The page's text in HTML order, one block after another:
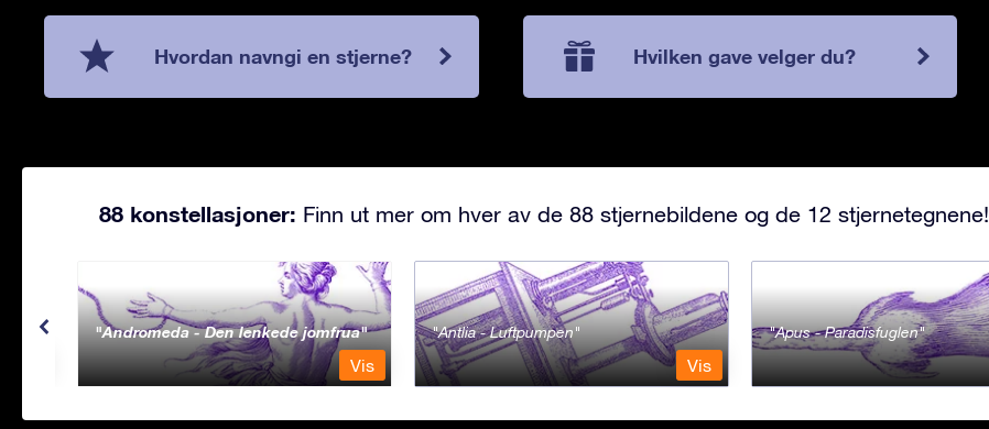
Hvordan navngi en stjerne? Hvilken gave velger du?
88 konstellasjoner: Finn ut mer om hver av de 88 stjernebildene og de 12 stjernetegnene!
Andromeda - Den lenkede jomfrua
Vis
Antlia - Luftpumpen
Vis
Apus - Paradisfuglen